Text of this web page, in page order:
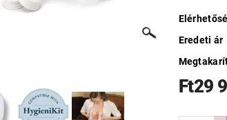
Eredeti ár
Ft29